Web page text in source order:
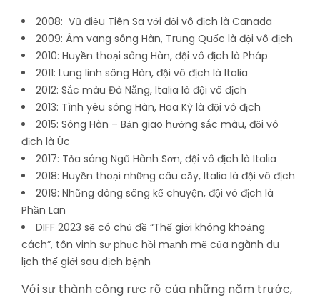
2008: Vũ điệu Tiên Sa với đội vô địch là Canada
2009: Âm vang sông Hàn, Trung Quốc là đội vô địch
2010: Huyền thoại sông Hàn, đội vô địch là Pháp
2011: Lung linh sông Hàn, đội vô địch là Italia
2012: Sắc màu Đà Nẵng, Italia là đội vô địch
2013: Tình yêu sông Hàn, Hoa Kỳ là đội vô địch
2015: Sông Hàn – Bản giao hưởng sắc màu, đội vô
địch là Úc
2017: Tỏa sáng Ngũ Hành Sơn, đội vô địch là Italia
2018: Huyền thoại những câu cầy, Italia là đội vô địch
2019: Những dòng sông kể chuyện, đội vô địch là
Phần Lan
DIFF 2023 sẽ có chủ đề “Thế giới không khoảng
cách”, tôn vinh sự phục hồi mạnh mẽ của ngành du
lịch thế giới sau dịch bệnh
Với sự thành công rực rỡ của những năm trước,